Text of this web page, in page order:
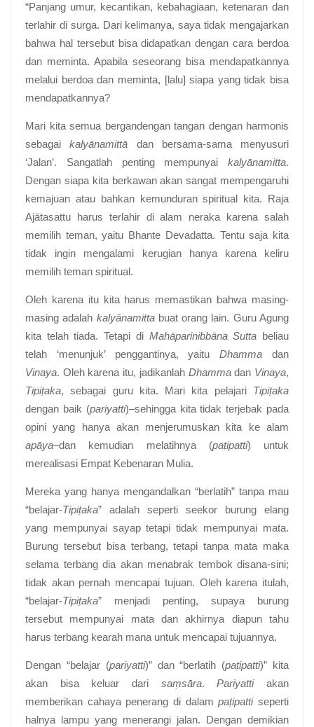
“Panjang umur, kecantikan, kebahagiaan, ketenaran dan
terlahir di surga. Dari kelimanya, saya tidak mengajarkan
bahwa hal tersebut bisa didapatkan dengan cara berdoa
dan meminta. Apabila seseorang bisa mendapatkannya
melalui berdoa dan meminta, [lalu] siapa yang tidak bisa
mendapatkannya?
Mari kita semua bergandengan tangan dengan harmonis
sebagaikalyānamittā dan bersama-sama menyusuri
‘Jalan’. Sangatlah penting mempunyai kalyānamitta.
Dengan siapa kita berkawan akan sangat mempengaruhi
kemajuan atau bahkan kemunduran spiritual kita. Raja
Ajātasattu harus terlahir di alam neraka karena salah
memilih teman, yaitu Bhante Devadatta. Tentu saja kita
tidak ingin mengalami kerugian hanya karena keliru
memilih teman spiritual.
Oleh karena itu kita harus memastikan bahwa masing-
masing adalah kalyānamittabuat orang lain. Guru Agung
kita telah tiada. Tetapi di Mahāparinibbāna Sutta beliau
telah ‘menunjuk’ penggantinya, yaituDhamma dan
Vinaya. Oleh karena itu, jadikanlah Dhammadan Vinaya,
Tipiṭaka, sebagai guru kita. Mari kita pelajari Tipiṭaka
dengan baik (pariyatti)–sehingga kita tidak terjebak pada
opini yang hanya akan menjerumuskan kita ke alam
apāya–dan kemudian melatihnya (paṭipatti) untuk
merealisasi Empat Kebenaran Mulia.
Mereka yang hanya mengandalkan “berlatih” tanpa mau
“belajar-Tipiṭaka” adalah seperti seekor burung elang
yang mempunyai sayap tetapi tidak mempunyai mata.
Burung tersebut bisa terbang, tetapi tanpa mata maka
selama terbang dia akan menabrak tembok disana-sini;
tidak akan pernah mencapai tujuan. Oleh karena itulah,
“belajar-Tipiṭaka” menjadi penting, supaya burung
tersebut mempunyai mata dan akhirnya diapun tahu
harus terbang kearah mana untuk mencapai tujuannya.
Dengan “belajar (pariyatti)” dan “berlatih (paṭipatti)” kita
akan bisa keluar dari saṃsāra.Pariyattiakan
memberikan cahaya penerang di dalampaṭipattiseperti
halnya lampu yang menerangi jalan. Dengan demikian